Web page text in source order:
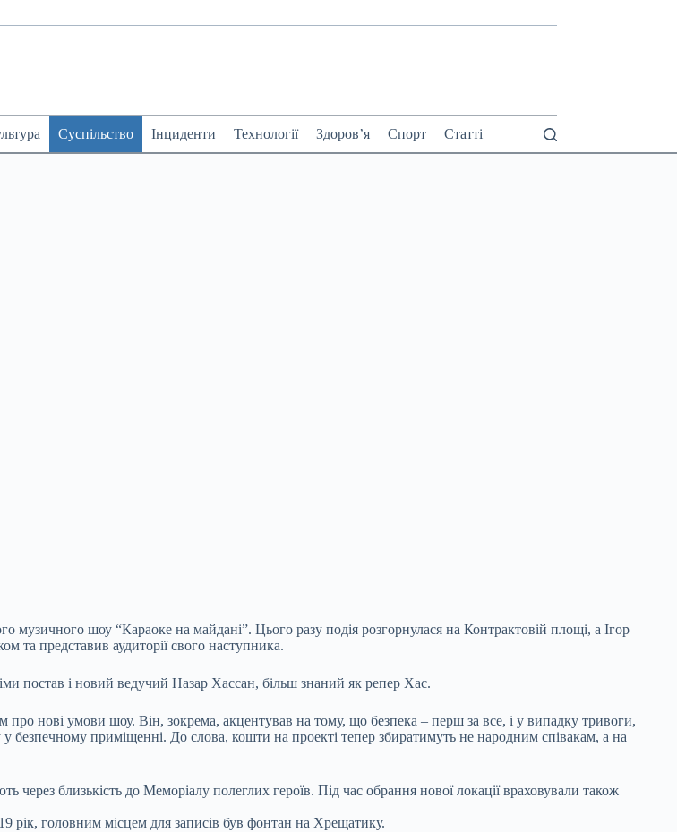
Суспільство Інциденти Технології Здоров’я Спорт Статті
музичного шоу “Караоке на майдані”. Цього разу подія розгорнулася на Контрактовій площі, а Ігор
та представив аудиторії свого наступника.
постав і новий ведучий Назар Хассан, більш знаний як репер Хас.
нові умови шоу. Він, зокрема, акцентував на тому, що безпека – перш за все, і у випадку тривоги,
безпечному приміщенні. До слова, кошти на проекті тепер збиратимуть не народним співакам, а на
близькість до Меморіалу полеглих героїв. Під час обрання нової локації враховували також
рік, головним місцем для записів був фонтан на Хрещатику.